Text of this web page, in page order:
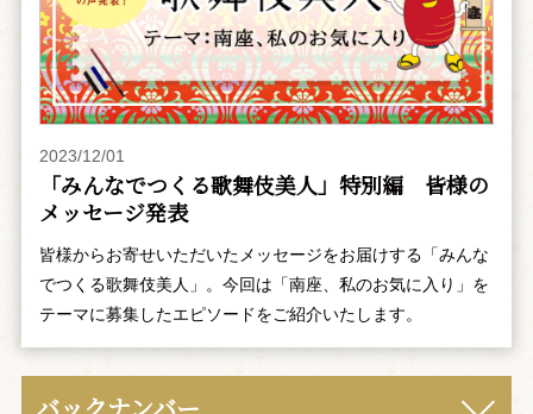
2023/12/01
「みんなでつくる歌舞伎美人」特別編 皆様の
メッセージ発表
皆様からお寄せいただいたメッセージをお届けする「みんな
でつくる歌舞伎美人」。今回は「南座、私のお気に入り」を
テーマに募集したエピソードをご紹介いたします。
バックナンバー